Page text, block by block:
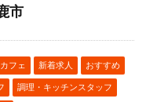
市
カフェ 新着求人 おすすめ
調理・キッチンスタッフ